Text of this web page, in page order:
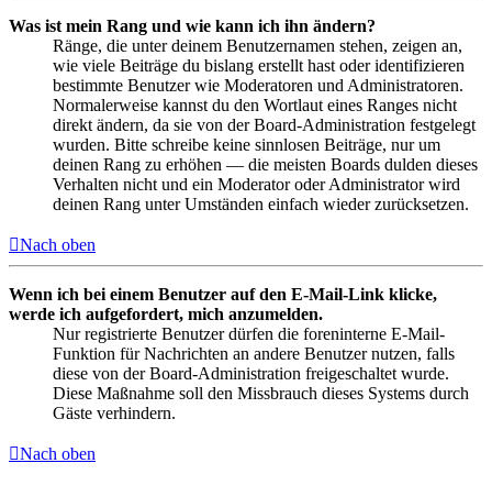
Was ist mein Rang und wie kann ich ihn ändern?
Ränge, die unter deinem Benutzernamen stehen, zeigen an,
wie viele Beiträge du bislang erstellt hast oder identifizieren
bestimmte Benutzer wie Moderatoren und Administratoren.
Normalerweise kannst du den Wortlaut eines Ranges nicht
direkt ändern, da sie von der Board-Administration festgelegt
wurden. Bitte schreibe keine sinnlosen Beiträge, nur um
deinen Rang zu erhöhen — die meisten Boards dulden dieses
Verhalten nicht und ein Moderator oder Administrator wird
deinen Rang unter Umständen einfach wieder zurücksetzen.
Nach oben
Wenn ich bei einem Benutzer auf den E-Mail-Link klicke,
werde ich aufgefordert, mich anzumelden.
Nur registrierte Benutzer dürfen die foreninterne E-Mail-
Funktion für Nachrichten an andere Benutzer nutzen, falls
diese von der Board-Administration freigeschaltet wurde.
Diese Maßnahme soll den Missbrauch dieses Systems durch
Gäste verhindern.
Nach oben